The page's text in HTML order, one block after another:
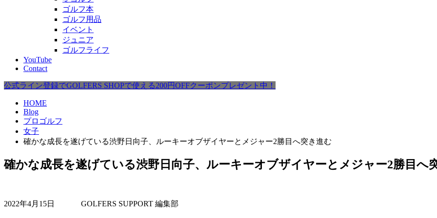
ゴルフ本
ゴルフ用品
イベント
ジュニア
ゴルフライフ
YouTube
Contact
公式ライン登録でGOLFERS SHOPで使える200円OFFクーポンプレゼント中！
HOME
Blog
プロゴルフ
女子
確かな成長を遂げている渋野日向子、ルーキーオブザイヤーとメジャー2勝目へ突き進む
確かな成長を遂げている渋野日向子、ルーキーオブザイヤーとメジャー2勝目へ
2022年4月15日 GOLFERS SUPPORT 編集部